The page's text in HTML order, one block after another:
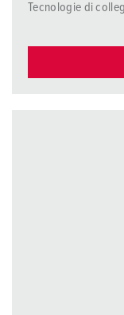
Tecnologie di